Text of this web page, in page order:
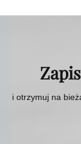
i otrzymuj na